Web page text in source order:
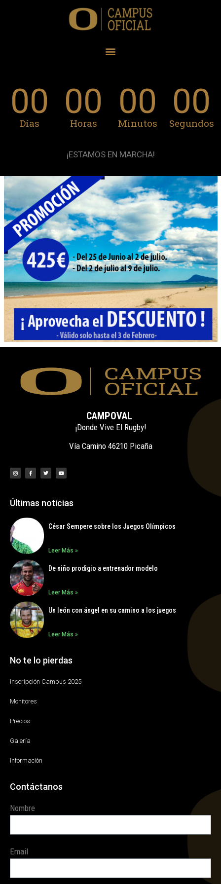
00
Días
00
Horas
00
Minutos
00
Segundos
¡ESTAMOS EN MARCHA!
CAMPOVAL
¡Donde Vive El Rugby!
Vía Camino 46210 Picaña
Últimas noticias
César Sempere sobre los Juegos Olímpicos
Leer Más »
De niño prodigio a entrenador modelo
Leer Más »
Un león con ángel en su camino a los juegos
Leer Más »
No te lo pierdas
Inscripción Campus 2025
Monitores
Precios
Galería
Información
Contáctanos
Nombre
Email